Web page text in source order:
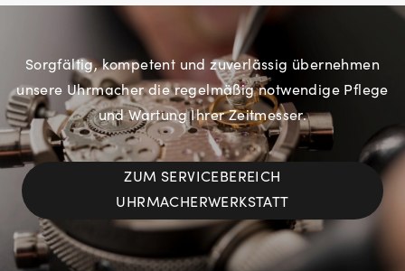
Sorgfältig, kompetent und zuverlässig übernehmen
unsere Uhrmacher die regelmäßig notwendige Pflege
und Wartung Ihrer Zeitmesser.
ZUM SERVICEBEREICH
UHRMACHERWERKSTATT